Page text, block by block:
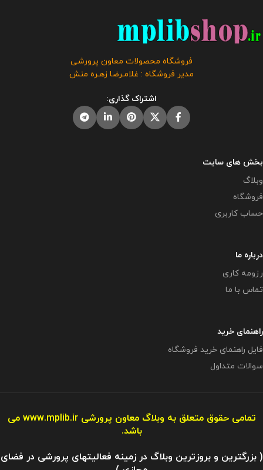
جهت ارائه همکاران به مدیر برای
دریافت گواهی اقدام پژوهی رتبه
بندی توسط همکار تهیه و آماده شده
جشنواره ها استفاده از آن توصیه
این محصول مختص
در صورت مشاهده مشابه آن در
سایت های دیگر بدون اجازه ما در
حال استفاده هستند و مورد رضایت ما
فروشگاه معاون پرورشی می باشد و
حال استفاده هستند و مورد رضایت ما
نمی باشد .
فروشگاه محصولات معاون پرورشی
مدیر فروشگاه : غلامـرضا زهـره منش
اشتراک گذاری:
بخش های سایت
وبلاگ
فروشگاه
حساب کاربری
درباره ما
رزومه کاری
تماس با ما
راهنمای خرید
فایل راهنمای خرید فروشگاه
سوالات متداول
تمامی حقوق متعلق به وبلاگ معاون پرورشیwww.mplib.ir می
باشد.
( بزرگترین و بروزترین وبلاگ در زمینه فعالیتهای پرورشی در فضای